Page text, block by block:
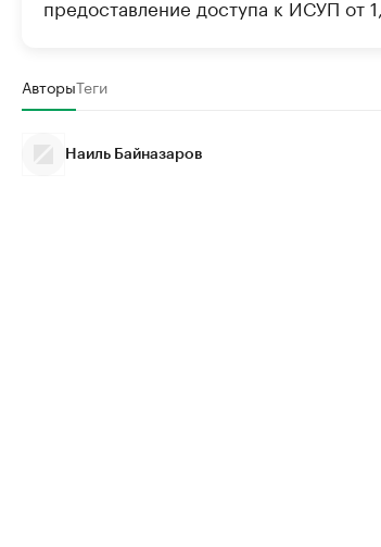
предоставление доступа к ИСУП от
АвторыТеги
Наиль Байназаров